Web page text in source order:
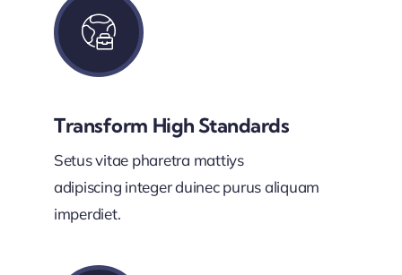
Transform High Standards
Setus vitae pharetra mattiys
adipiscing integer duinec purus aliquam
imperdiet.